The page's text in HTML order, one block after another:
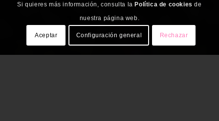
Si quieres más información, consulta la Política de cookies de
nuestra página web.
Aceptar Configuración general Rechazar